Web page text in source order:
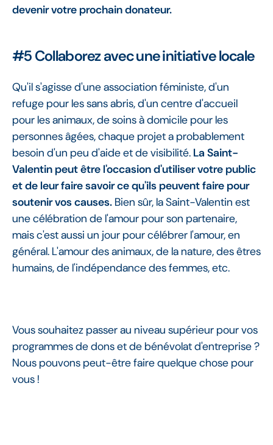
devenir votre prochain donateur.
#5 Collaborez avec une initiative locale
Qu'il s'agisse d'une association féministe, d'un
refuge pour les sans abris, d'un centre d'accueil
pour les animaux, de soins à domicile pour les
personnes âgées, chaque projet a probablement
besoin d'un peu d'aide et de visibilité. La Saint-
Valentin peut être l'occasion d'utiliser votre public
et de leur faire savoir ce qu'ils peuvent faire pour
soutenir vos causes. Bien sûr, la Saint-Valentin est
une célébration de l'amour pour son partenaire,
mais c'est aussi un jour pour célébrer l'amour, en
général. L'amour des animaux, de la nature, des êtres
humains, de l'indépendance des femmes, etc.
Vous souhaitez passer au niveau supérieur pour vos
programmes de dons et de bénévolat d'entreprise ?
Nous pouvons peut-être faire quelque chose pour
vous !